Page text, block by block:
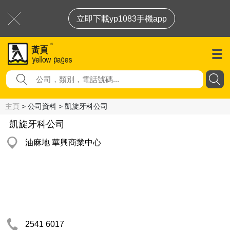
立即下載yp1083手機app
主頁 > 公司資料 > 凱旋牙科公司
凱旋牙科公司
油麻地 華興商業中心
2541 6017